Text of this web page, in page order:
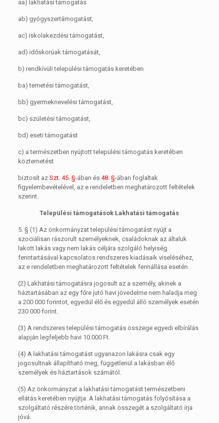
aa) lakhatási támogatás
ab) gyógyszertámogatást,
ac) iskolakezdési támogatást,
ad) időskorúak támogatását,
b) rendkívüli települési támogatás keretében
ba) temetési támogatást,
bb) gyermeknevelési támogatást,
bc) születési támogatást,
bd) eseti támogatást
c) a természetben nyújtott települési támogatás keretében
köztemetést
biztosít az Szt. 45. §-ában és 48. §-ában foglaltak
figyelembevételével, az e rendeletben meghatározott feltételek
szerint.
Települési támogatások Lakhatási támogatás
5. § (1) Az önkormányzat települési támogatást nyújt a
szociálisan rászorult személyeknek, családoknak az általuk
lakott lakás vagy nem lakás céljára szolgáló helyiség
fenntartásával kapcsolatos rendszeres kiadásaik viseléséhez,
az e rendeletben meghatározott feltételek fennállása esetén.
(2) Lakhatási támogatásra jogosult az a személy, akinek a
háztartásában az egy főre jutó havi jövedelme nem haladja meg
a 200 000 forintot, egyedül élő és egyedül álló személyek esetén
230 000 forint.
(3) A rendszeres települési támogatás összege egyedi elbírálás
alapján legfeljebb havi 10.000 Ft.
(4) A lakhatási támogatást ugyanazon lakásra csak egy
jogosultnak állapítható meg, függetlenül a lakásban élő
személyek és háztartások számától.
(5) Az önkormányzat a lakhatási támogatást természetbeni
ellátás keretében nyújtja. A lakhatási támogatás folyósítása a
szolgáltató részére történik, annak összegét a szolgáltató írja
jóvá.